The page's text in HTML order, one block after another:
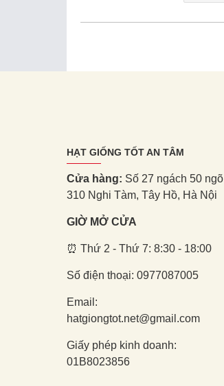
HẠT GIỐNG TỐT AN TÂM
Cửa hàng: Số 27 ngách 50 ngõ
310 Nghi Tàm, Tây Hồ, Hà Nội
GIỜ MỞ CỬA
⏰ Thứ 2 - Thứ 7: 8:30 - 18:00
Số điện thoại: 0977087005
Email:
hatgiongtot.net@gmail.com
Giấy phép kinh doanh:
01B8023856